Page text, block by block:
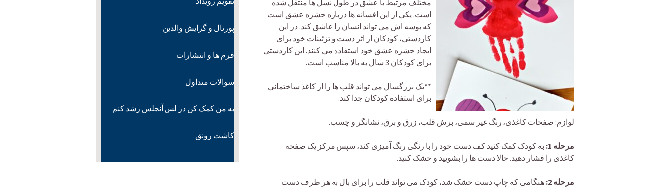
مختلف مرتبط با عشق در طول نسل ها منتقل شده
است. یکی از این افسانه ها درباره حشره عشق است
که بوسه اش می تواند انسان را عاشق کند. در این
کاردستی، کودکان از اثر دست و تزئینات خود برای
ایجاد حشره عشق خود استفاده می کنند. این کاردستی
برای کودکان 3 سال به بالا مناسب است.
**یک بزرگسال می تواند قلب ها را از کاغذ ساختمانی
برای استفاده کودکان جدا کند.
لوازم: صفحات کاغذی، رنگ غیر سمی، برش قلب، زرق و برق، نشانگر و چسب.
مرحله 1:
به کودک کمک کنید کف دست خود را با رنگی رنگ آمیزی کند، سپس مرکز یک صفحه
کاغذی را فشار دهید. حالا دست ها را بشویید و خشک کنید.
مرحله 2:
هنگامی که چاپ دست خشک شد، کودک می تواند قلب را برای بال به هر طرف دست
پورتال و گرایش والدین
فرم ها و انتشارات
سوالات متداول
به من کمک کن در لس آنجلس رشد کنم
کاشت رونق